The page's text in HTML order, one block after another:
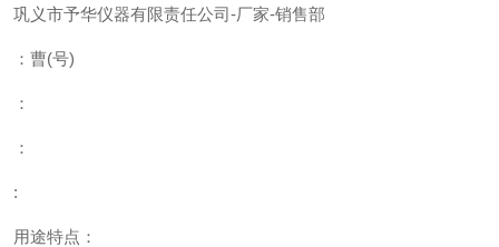
巩义市予华仪器有限责任公司-厂家-销售部
：曹(号)
：
：
:
用途特点：